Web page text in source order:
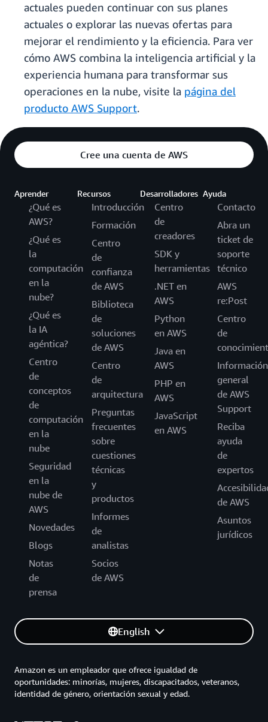
actuales pueden continuar con sus planes
actuales o explorar las nuevas ofertas para
mejorar el rendimiento y la eficiencia. Para ver
cómo AWS combina la inteligencia artificial y la
experiencia humana para transformar sus
operaciones en la nube, visite la página del
producto AWS Support.
Cree una cuenta de AWS
Aprender
¿Qué es
AWS?
¿Qué es
la
computación
en la
nube?
¿Qué es
la IA
agéntica?
Centro
de
conceptos
de
computación
en la
nube
Seguridad
en la
nube de
AWS
Novedades
Blogs
Notas
de
prensa
Recursos
Introducción
Formación
Centro
de
confianza
de AWS
Biblioteca
de
soluciones
de AWS
Centro
de
arquitectura
Preguntas
frecuentes
sobre
cuestiones
técnicas
y
productos
Informes
de
analistas
Socios
de AWS
Desarrolladores
Centro
de
creadores
SDK y
herramientas
.NET en
AWS
Python
en AWS
Java en
AWS
PHP en
AWS
JavaScript
en AWS
Ayuda
Contacto
Abra un
ticket de
soporte
técnico
AWS
re:Post
Centro
de
Información
general
de AWS
Support
Reciba
ayuda
de
expertos
de AWS
Asuntos
jurídicos
English
Amazon es un empleador que ofrece igualdad de
oportunidades: minorías, mujeres, discapacitados, veteranos,
identidad de género, orientación sexual y edad.